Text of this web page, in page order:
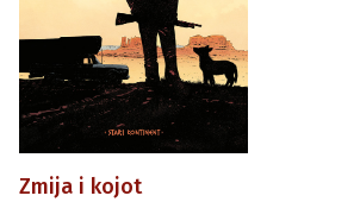
Zmija i kojot